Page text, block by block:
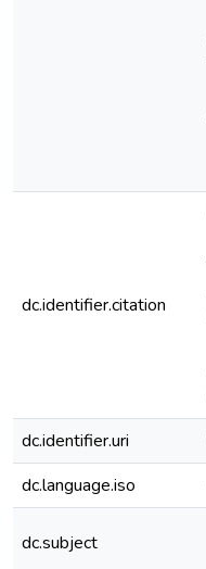
dc.identifier.citation
dc.identifier.uri
dc.language.iso
dc.subject